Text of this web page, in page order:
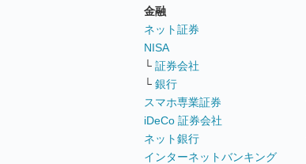
金融
ネット証券
NISA
└ 証券会社
└ 銀行
スマホ専業証券
iDeCo 証券会社
ネット銀行
インターネットバンキング